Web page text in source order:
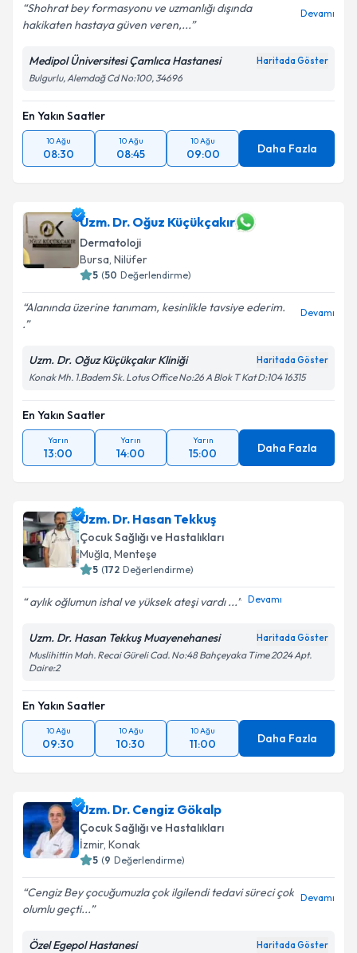
Kişisel verilerimin işlenmesine ilişkin
Metni
kapsamda işlenmesini kabul ediyorum.
Shohrat bey formasyonu ve uzmanlığı dışında
hakikaten hastaya güven veren,...
Devamı
Medipol Üniversitesi Çamlıca Hastanesi Haritada Göster
Bulgurlu, Alemdağ Cd No:100, 34696
En Yakın Saatler
10 Ağu
08:30
10 Ağu
08:45
10 Ağu
09:00 Daha Fazla
Uzm. Dr. Oğuz Küçükçakır
Dermatoloji
Bursa, Nilüfer
5 (50 Değerlendirme)
Alanında üzerine tanımam, kesinlikle tavsiye ederim.
.
Devamı
Uzm. Dr. Oğuz Küçükçakır Kliniği Haritada Göster
Konak Mh. 1.Badem Sk. Lotus Office No:26 A Blok T Kat D:104 16315
En Yakın Saatler
Yarın
13:00
Yarın
14:00
Yarın
15:00 Daha Fazla
Uzm. Dr. Hasan Tekkuş
Çocuk Sağlığı ve Hastalıkları
Muğla, Menteşe
5 (172 Değerlendirme)
aylık oğlumun ishal ve yüksek ateşi vardı ... Devamı
Uzm. Dr. Hasan Tekkuş Muayenehanesi Haritada Göster
Muslihittin Mah. Recai Güreli Cad. No:48 Bahçeyaka Time 2024 Apt.
Daire:2
En Yakın Saatler
10 Ağu
09:30
10 Ağu
10:30
10 Ağu
11:00 Daha Fazla
Uzm. Dr. Cengiz Gökalp
Çocuk Sağlığı ve Hastalıkları
İzmir, Konak
5 (9 Değerlendirme)
Cengiz Bey çocuğumuzla çok ilgilendi tedavi süreci çok
olumlu geçti...
Devamı
Özel Egepol Hastanesi Haritada Göster